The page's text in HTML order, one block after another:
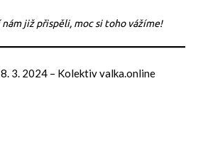
již přispěli, moc si toho vážíme!
3. 2024– Kolektiv valka.online